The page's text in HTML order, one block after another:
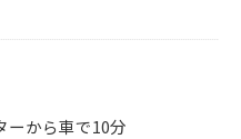
ーから車で10分